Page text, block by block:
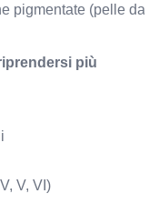
pigmentate (pelle
più
V, VI)